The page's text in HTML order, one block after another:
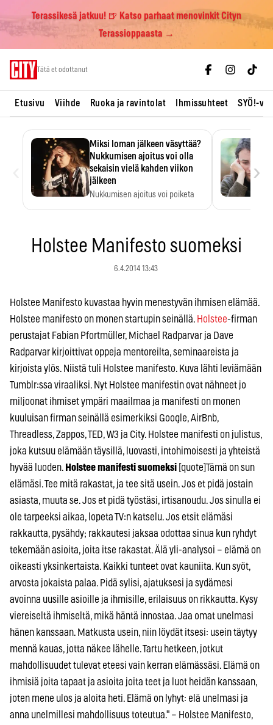
Terassikesä jatkuu! 🍺 Katso parhaat menovinkit Cityn
Terassioppaasta →
Tätä et odottanut
Etusivu Viihde Ruoka ja ravintolat Ihmissuhteet SYÖ!-
Miksi loman jälkeen väsyttää?
Nukkumisen ajoitus voi olla
sekaisin vielä kahden viikon
jälkeen
Nukkumisen ajoitus voi poiketa
›
Holstee Manifesto suomeksi
6.4.2014 13:43
Holstee Manifesto kuvastaa hyvin menestyvän ihmisen elämää.
Holstee manifesto on monen startupin seinällä. Holstee-firman
perustajat Fabian Pfortmüller, Michael Radparvar ja Dave
Radparvar kirjoittivat oppeja mentoreilta, seminaareista ja
kirjoista ylös. Niistä tuli Holstee manifesto. Kuva lähti leviämään
Tumblr:ssa viraaliksi. Nyt Holstee manifestin ovat nähneet jo
miljoonat ihmiset ympäri maailmaa ja manifesti on monen
kuuluisan firman seinällä esimerkiksi Google, AirBnb,
Threadless, Zappos, TED, W3 ja City. Holstee manifesti on julistus,
joka kutsuu elämään täysillä, luovasti, intohimoisesti ja yhteistä
hyvää luoden. Holstee manifesti suomeksi [quote]Tämä on sun
elämäsi. Tee mitä rakastat, ja tee sitä usein. Jos et pidä jostain
asiasta, muuta se. Jos et pidä työstäsi, irtisanoudu. Jos sinulla ei
ole tarpeeksi aikaa, lopeta TV:n katselu. Jos etsit elämäsi
rakkautta, pysähdy; rakkautesi jaksaa odottaa sinua kun ryhdyt
tekemään asioita, joita itse rakastat. Älä yli-analysoi – elämä on
oikeasti yksinkertaista. Kaikki tunteet ovat kauniita. Kun syöt,
arvosta jokaista palaa. Pidä sylisi, ajatuksesi ja sydämesi
avoinna uusille asioille ja ihmisille, erilaisuus on rikkautta. Kysy
viereiseltä ihmiseltä, mikä häntä innostaa. Jaa omat unelmasi
hänen kanssaan. Matkusta usein, niin löydät itsesi: usein täytyy
mennä kauas, jotta näkee lähelle. Tartu hetkeen, jotkut
mahdollisuudet tulevat eteesi vain kerran elämässäsi. Elämä on
ihmisiä joita tapaat ja asioita joita teet ja luot heidän kanssaan,
joten mene ulos ja aloita heti. Elämä on lyhyt: elä unelmasi ja
anna unelmillesi mahdollisuus toteutua." – Holstee Manifesto,